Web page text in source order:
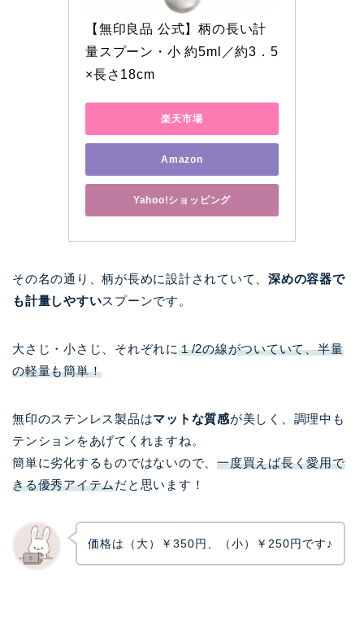
【無印良品 公式】柄の長い計
量スプーン・小 約5ml／約3．5
×長さ18cm
楽天市場
Amazon
Yahoo!ショッピング
その名の通り、柄が長めに設計されていて、深めの容器で
も計量しやすいスプーンです。
大さじ・小さじ、それぞれに１/2の線がついていて、半量
の軽量も簡単！
無印のステンレス製品はマットな質感が美しく、調理中も
テンションをあげてくれますね。
簡単に劣化するものではないので、一度買えば長く愛用で
きる優秀アイテムだと思います！
価格は（大）￥350円、（小）￥250円です♪